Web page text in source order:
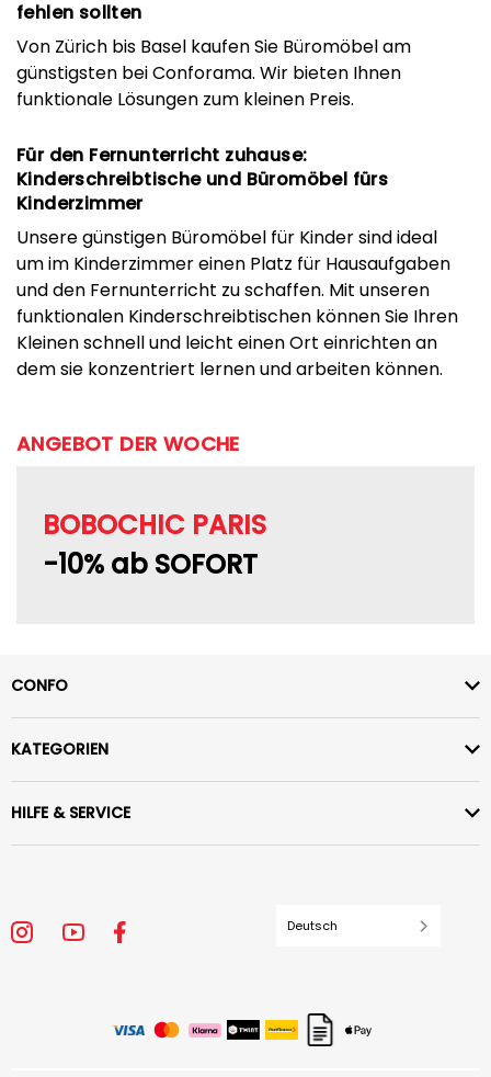
fehlen sollten
Von Zürich bis Basel kaufen Sie Büromöbel am
günstigsten bei Conforama. Wir bieten Ihnen
funktionale Lösungen zum kleinen Preis.
Für den Fernunterricht zuhause:
Kinderschreibtische und Büromöbel fürs
Kinderzimmer
Unsere günstigen Büromöbel für Kinder sind ideal
um im Kinderzimmer einen Platz für Hausaufgaben
und den Fernunterricht zu schaffen. Mit unseren
funktionalen Kinderschreibtischen können Sie Ihren
Kleinen schnell und leicht einen Ort einrichten an
dem sie konzentriert lernen und arbeiten können.
ANGEBOT DER WOCHE
BOBOCHIC PARIS
-10% ab SOFORT
CONFO
KATEGORIEN
HILFE & SERVICE
Deutsch